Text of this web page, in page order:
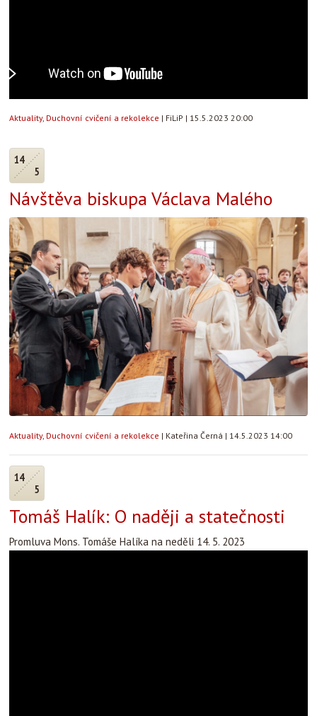
Aktuality, Duchovní cvičení a rekolekce | FiLiP | 15.5.2023 20:00
14
5
Návštěva biskupa Václava Malého
Aktuality, Duchovní cvičení a rekolekce | Kateřina Černá | 14.5.2023 14:00
14
5
Tomáš Halík: O naději a statečnosti
Promluva Mons. Tomáše Halíka na neděli 14. 5. 2023